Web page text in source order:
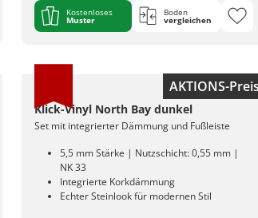
Kostenloses
Muster
Boden
vergleichen
AKTIONS-Preis
Klick-Vinyl North Bay dunkel
Set mit integrierter Dämmung und Fußleiste
5,5 mm Stärke | Nutzschicht: 0,55 mm |
NK 33
Integrierte Korkdämmung
Echter Steinlook für modernen Stil